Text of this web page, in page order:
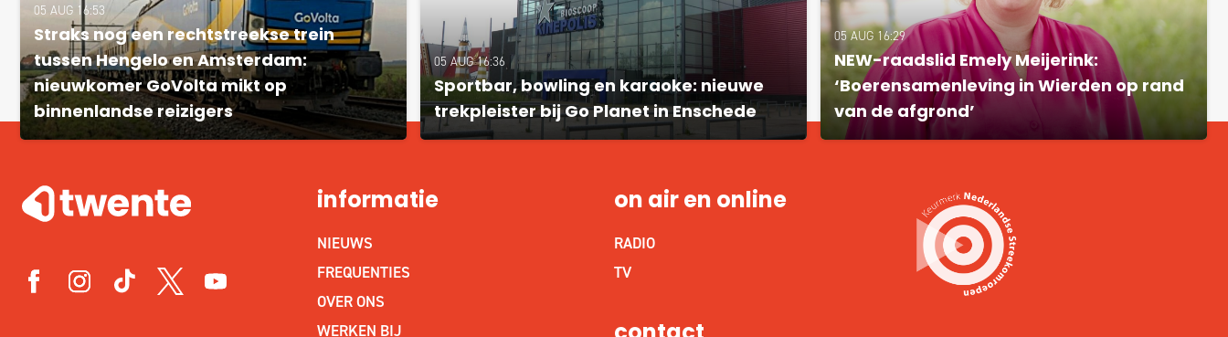
05 AUG 16:53
Straks nog een rechtstreekse trein
tussen Hengelo en Amsterdam:
nieuwkomer GoVolta mikt op
binnenlandse reizigers
05 AUG 16:36
Sportbar, bowling en karaoke: nieuwe
trekpleister bij Go Planet in Enschede
05 AUG 16:29
NEW-raadslid Emely Meijerink:
‘Boerensamenleving in Wierden op rand
van de afgrond’
informatie
NIEUWS
FREQUENTIES
OVER ONS
WERKEN BIJ
on air en online
RADIO
TV